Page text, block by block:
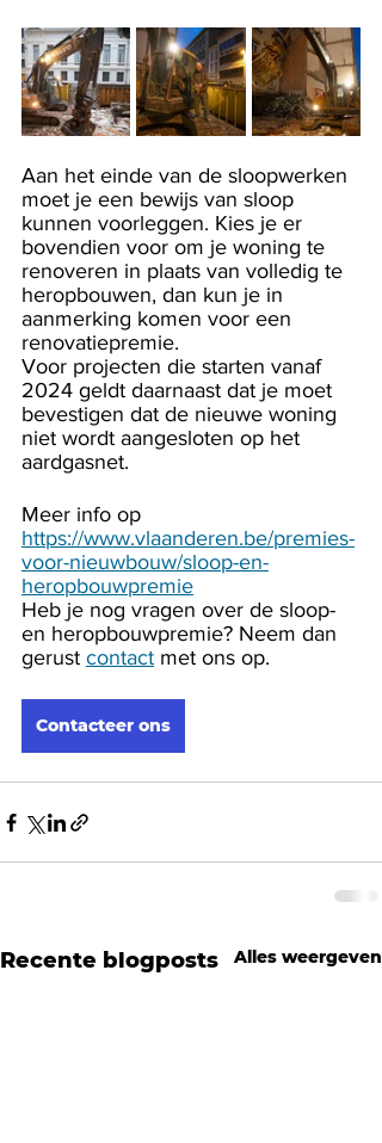
Aan het einde van de sloopwerken
moet je een bewijs van sloop
kunnen voorleggen. Kies je er
bovendien voor om je woning te
renoveren in plaats van volledig te
heropbouwen, dan kun je in
aanmerking komen voor een
renovatiepremie.
Voor projecten die starten vanaf
2024 geldt daarnaast dat je moet
bevestigen dat de nieuwe woning
niet wordt aangesloten op het
aardgasnet.
Meer info op
https://www.vlaanderen.be/premies-
voor-nieuwbouw/sloop-en-
heropbouwpremie
Heb je nog vragen over de sloop-
en heropbouwpremie? Neem dan
gerust contact met ons op.
Contacteer ons
Recente blogposts Alles weergeven